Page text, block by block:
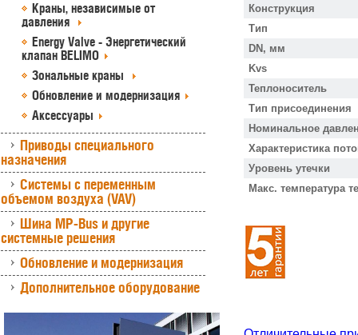
Краны, независимые от
давления
Energy Valve - Энергетический
клапан BELIMO
Зональные краны
Обновление и модернизация
Аксессуары
Приводы специального
назначения
Системы с переменным
объемом воздуха (VAV)
Шина MP-Bus и другие
системные решения
Обновление и модернизация
Дополнительное оборудование
Конструкция
Тип
DN, мм
Kvs
Теплоноситель
Тип присоединения
Номинальное
Характеристика
Уровень утечки
Макс. температура